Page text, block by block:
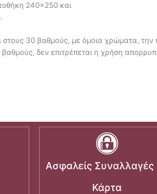
240×250 και
στους 30 βαθμούς, με όμοια χρώματα,
δεν επιτρέπεται η χρήση
Ασφαλείς Συναλλαγές
Κάρτα